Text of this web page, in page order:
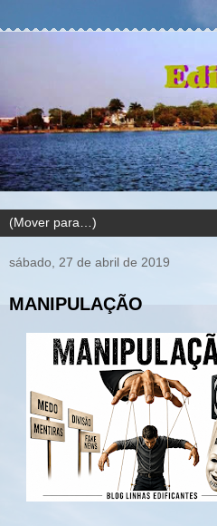
sábado, 27 de abril de 2019
MANIPULAÇÃO